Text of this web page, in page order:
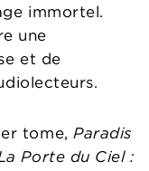
immortel.
une
et de
tome,Paradis
Porte du Ciel :